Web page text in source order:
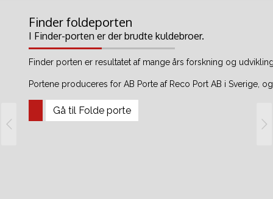
Finder foldeporten
I Finder-porten er der brudte kuldebroer.
Finder porten er resultatet af mange års forskning og
Portene produceres for AB Porte af Reco Port AB i Sverige,
Gå til Folde porte